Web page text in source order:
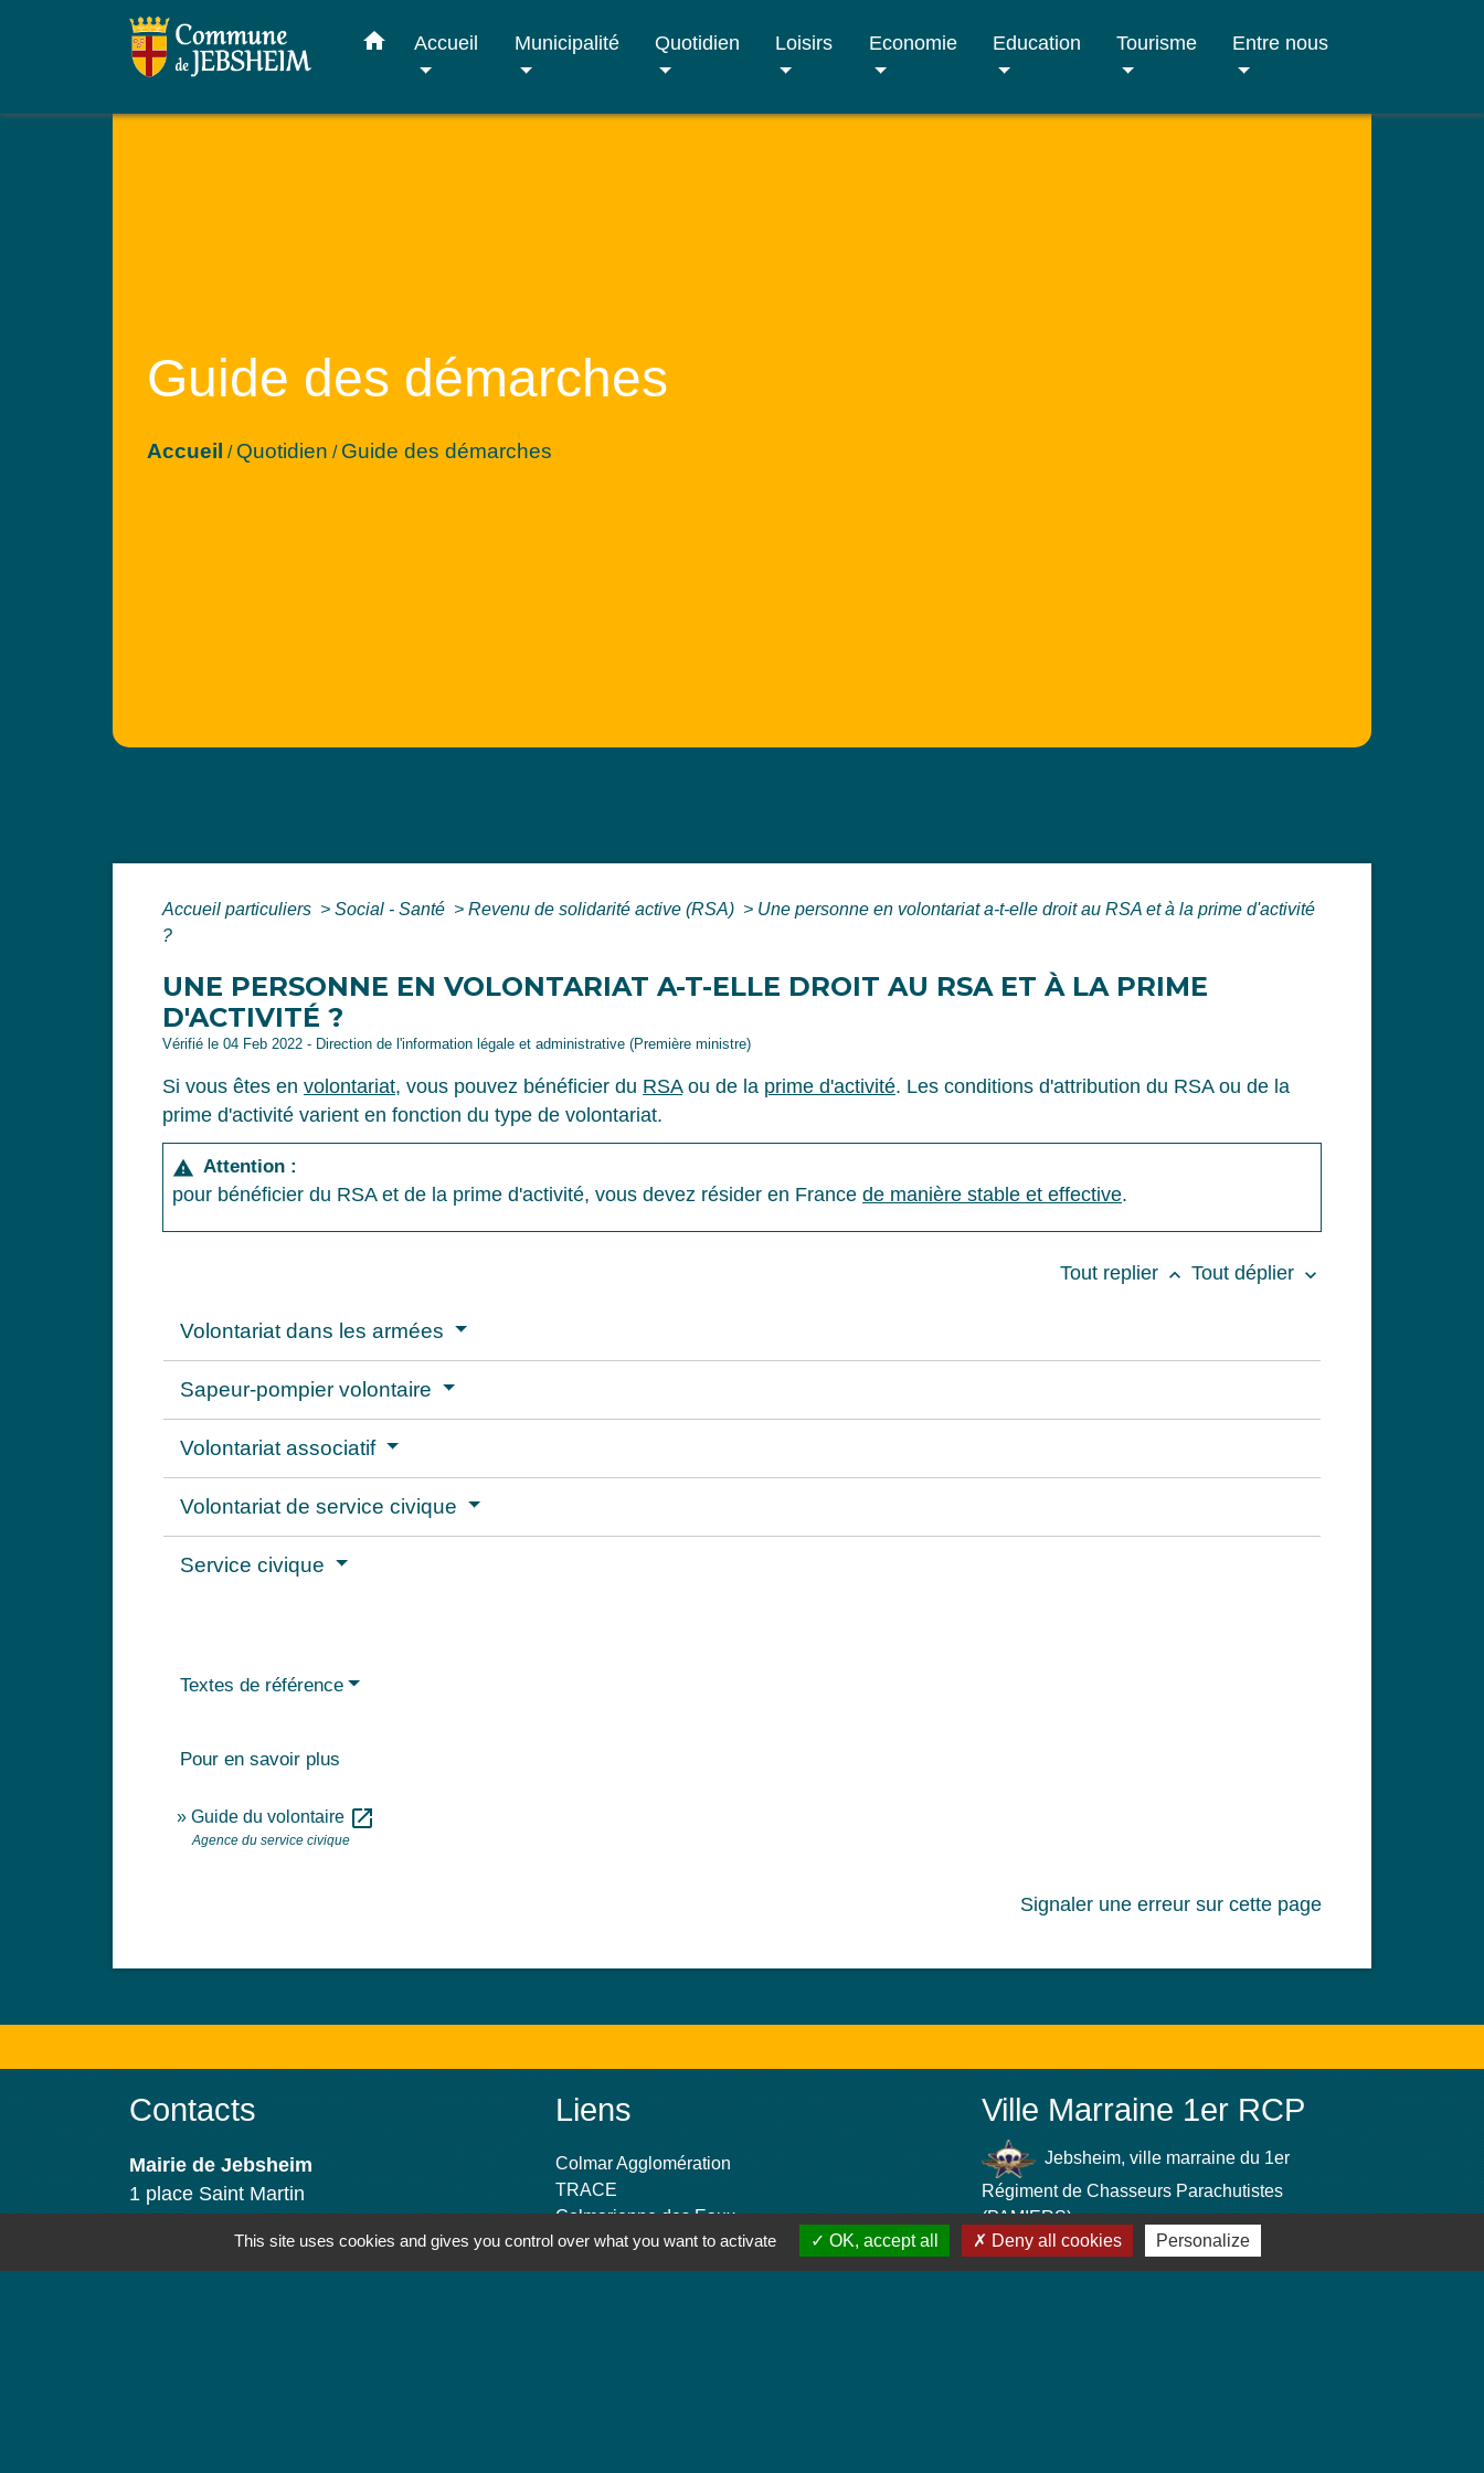
home Accueil Municipalité Quotidien Loisirs Economie Education Tourisme Entre nous
Guide des démarches
Accueil / Quotidien / Guide des démarches
Accueil particuliers > Social - Santé > Revenu de solidarité active (RSA) > Une personne en volontariat a-t-elle droit au RSA et à la prime d'activité
?
UNE PERSONNE EN VOLONTARIAT A-T-ELLE DROIT AU RSA ET À LA PRIME
D'ACTIVITÉ ?
Vérifié le 04 Feb 2022 - Direction de l'information légale et administrative (Première ministre)
Si vous êtes en volontariat, vous pouvez bénéficier du RSAou de la prime d'activité. Les conditions d'attribution du RSA ou de la
prime d'activité varient en fonction du type de volontariat.
warning Attention :
pour bénéficier du RSA et de la prime d'activité, vous devez résider en France de manière stable et effective.
Tout replier keyboard_arrow_up Tout déplier keyboard_arrow_down
Volontariat dans les armées
Sapeur-pompier volontaire
Volontariat associatif
Volontariat de service civique
Service civique
Textes de référence
Pour en savoir plus
Guide du volontaire open_in_new
Agence du service civique
Signaler une erreur sur cette page
Contacts
Mairie de Jebsheim
1 place Saint Martin
+33 3 89 71 61 40
Liens
Colmar Agglomération
TRACE
Colmarienne des Eaux
Portail du Service public
Cadastre
Ville Marraine 1er RCP
Jebsheim, ville marraine du 1er
Régiment de Chasseurs Parachutistes
(PAMIERS)
This site uses cookies and gives you control over what you want to activate
OK, accept all Deny all cookies Personalize